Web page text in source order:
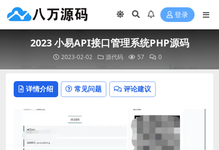
登录
2023 小易API接口管理系统PHP源码
2023-02-02 源代码 57 0
详情介绍 常见问题 评论建议